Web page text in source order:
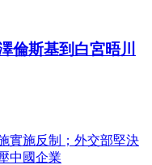
倫斯基到白宮晤川
實施反制；外交部堅決
中國企業